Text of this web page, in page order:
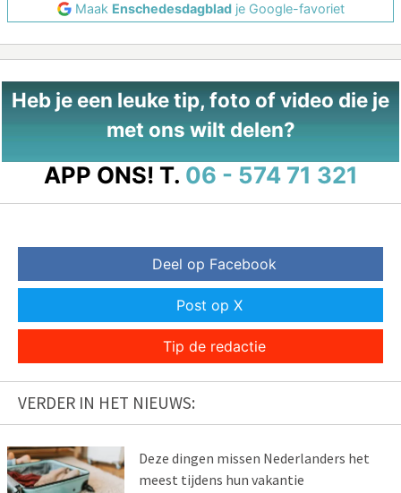
Maak Enschedesdagbladje Google-favoriet
Heb je een leuke tip, foto of video die je
met ons wilt delen?
APP ONS! T. 06 - 574 71 321
Deel op Facebook
Post op X
Tip de redactie
VERDER IN HET NIEUWS:
Deze dingen missen Nederlanders het
meest tijdens hun vakantie